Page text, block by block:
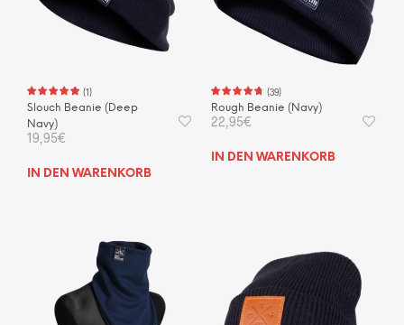
(1)
Slouch Beanie (Deep
Navy)
19,95€
IN DEN WARENKORB
(39)
Rough Beanie (Navy)
22,95€
IN DEN WARENKORB